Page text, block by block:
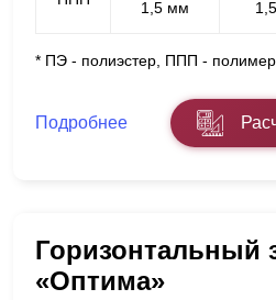
1,5 мм
* ПЭ - полиэстер, ППП -
Подробнее
Горизонтальный
«Оптима»